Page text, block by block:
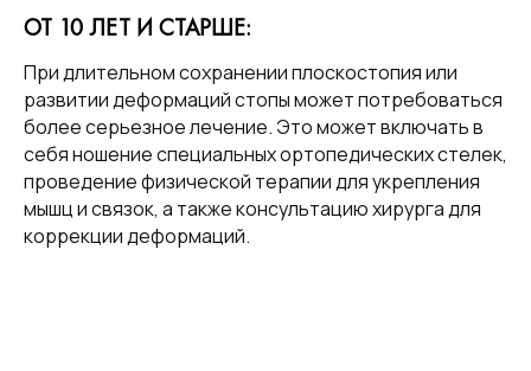
ОТ 10 ЛЕТ И СТАРШЕ:
При длительном сохранении плоскостопия или
развитии деформаций стопы может потребоваться
более серьезное лечение. Это может включать в
себя ношение специальных ортопедических стелек,
проведение физической терапии для укрепления
мышц и связок, а также консультацию хирурга для
коррекции деформаций.